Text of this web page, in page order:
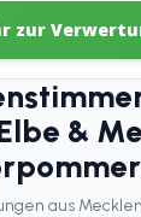
zur
&
aus